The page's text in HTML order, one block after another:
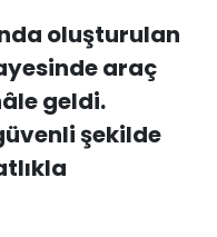
oluşturulan
araç
geldi.
şekilde